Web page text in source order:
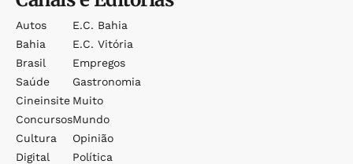
Autos
Bahia
Brasil
Saúde
Cineinsite
Concursos
Cultura
Digital
E.c. Bahia
E.c. Vitória
Empregos
Gastronomia
Muito
Mundo
Opinião
Política